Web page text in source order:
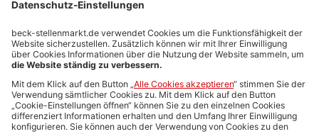
Stellenmarktpreise
Anzeigen-AGB
Media-Daten
Newsletteranmeldung
Produktübersicht
ALLGEMEIN